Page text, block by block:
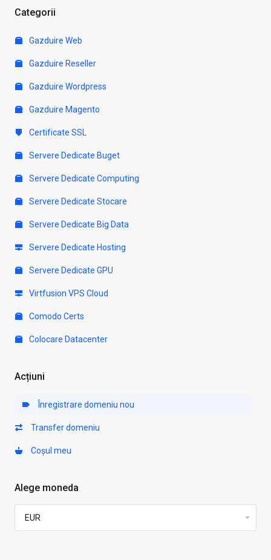
Categorii
Gazduire Web
Gazduire Reseller
Gazduire Wordpress
Gazduire Magento
Certificate SSL
Servere Dedicate Buget
Servere Dedicate Computing
Servere Dedicate Stocare
Servere Dedicate Big Data
Servere Dedicate Hosting
Servere Dedicate GPU
Virtfusion VPS Cloud
Comodo Certs
Colocare Datacenter
Acțiuni
Înregistrare domeniu nou
Transfer domeniu
Coșul meu
Alege moneda